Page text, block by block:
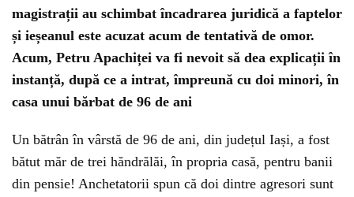
magistrații au schimbat încadrarea juridică a faptelor
și ieșeanul este acuzat acum de tentativă de omor.
Acum, Petru Apachiței va fi nevoit să dea explicații în
instanță, după ce a intrat, împreună cu doi minori, în
casa unui bărbat de 96 de ani
Un bătrân în vârstă de 96 de ani, din județul Iași, a fost
bătut măr de trei hăndrălăi, în propria casă, pentru banii
din pensie! Anchetatorii spun că doi dintre agresori sunt